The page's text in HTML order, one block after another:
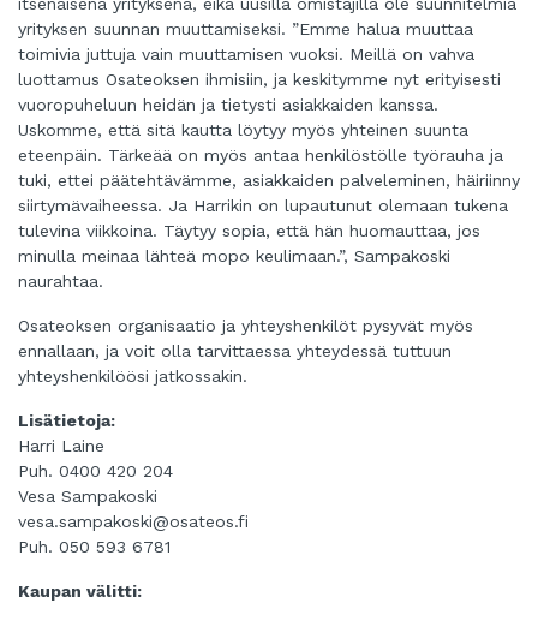
itsenäisenä yrityksenä, eikä uusilla omistajilla ole suunnitelmia
yrityksen suunnan muuttamiseksi. ”Emme halua muuttaa
toimivia juttuja vain muuttamisen vuoksi. Meillä on vahva
luottamus Osateoksen ihmisiin, ja keskitymme nyt erityisesti
vuoropuheluun heidän ja tietysti asiakkaiden kanssa.
Uskomme, että sitä kautta löytyy myös yhteinen suunta
eteenpäin. Tärkeää on myös antaa henkilöstölle työrauha ja
tuki, ettei päätehtävämme, asiakkaiden palveleminen, häiriinny
siirtymävaiheessa. Ja Harrikin on lupautunut olemaan tukena
tulevina viikkoina. Täytyy sopia, että hän huomauttaa, jos
minulla meinaa lähteä mopo keulimaan.”, Sampakoski
naurahtaa.
Osateoksen organisaatio ja yhteyshenkilöt pysyvät myös
ennallaan, ja voit olla tarvittaessa yhteydessä tuttuun
yhteyshenkilöösi jatkossakin.
Lisätietoja:
Harri Laine
Puh. 0400 420 204
Vesa Sampakoski
vesa.sampakoski@osateos.fi
Puh. 050 593 6781
Kaupan välitti: